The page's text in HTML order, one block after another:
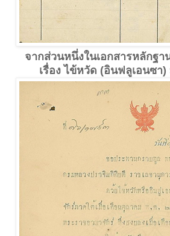
จากส่วนหนึ่งในเอกสารหลักฐา
เรื่อง ไข้หวัด (อินฟลูเอนซา)